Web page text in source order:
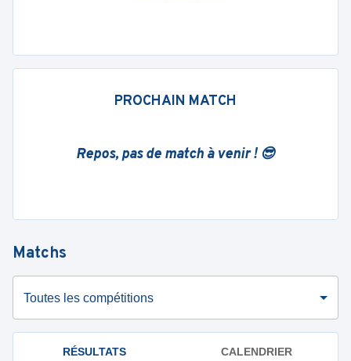
PROCHAIN MATCH
Repos, pas de match à venir ! 😎
Matchs
Toutes les compétitions
RÉSULTATS CALENDRIER